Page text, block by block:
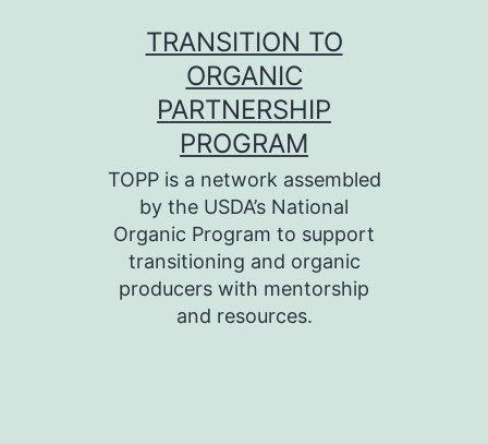
TRANSITION TO
ORGANIC
PARTNERSHIP
PROGRAM
TOPP is a network assembled
by the USDA’s National
Organic Program to support
transitioning and organic
producers with mentorship
and resources.